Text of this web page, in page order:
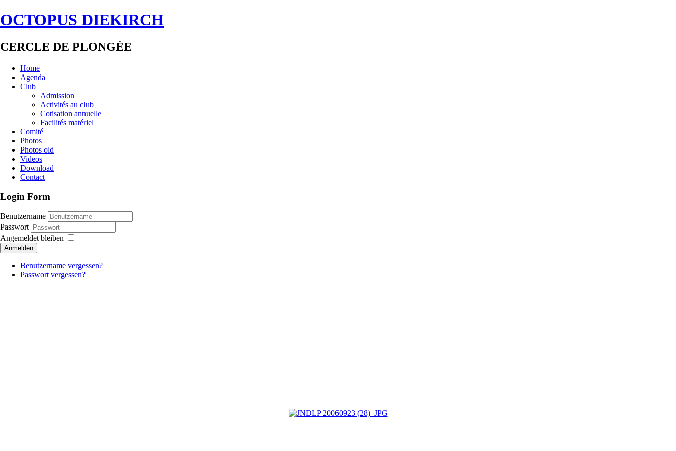
OCTOPUS DIEKIRCH
CERCLE DE PLONGÉE
Home
Agenda
Club
Admission
Activités au club
Cotisation annuelle
Facilités matériel
Comité
Photos
Photos old
Videos
Download
Contact
Login Form
Benutzername
Passwort
Angemeldet bleiben
Anmelden
Benutzername vergessen?
Passwort vergessen?